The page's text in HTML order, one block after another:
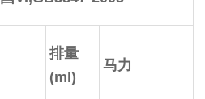
排量
(ml)
马力